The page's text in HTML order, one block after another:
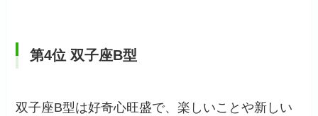
第4位 双子座B型
双子座B型は好奇心旺盛で、楽しいことや新しい